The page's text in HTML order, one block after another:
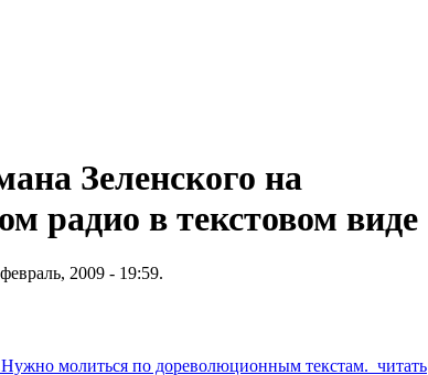
Зеленского на
радио в текстовом виде
2009 - 19:59.
молиться по дореволюционным текстам. читать